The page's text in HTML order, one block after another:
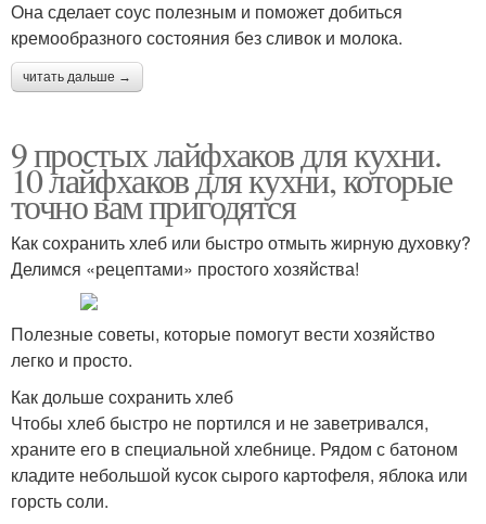
Она сделает соус полезным и поможет добиться
кремообразного состояния без сливок и молока.
читать дальше →
9 простых лайфхаков для кухни.
10 лайфхаков для кухни, которые
точно вам пригодятся
Как сохранить хлеб или быстро отмыть жирную духовку?
Делимся «рецептами» простого хозяйства!
Полезные советы, которые помогут вести хозяйство
легко и просто.
Как дольше сохранить хлеб
Чтобы хлеб быстро не портился и не заветривался,
храните его в специальной хлебнице. Рядом с батоном
кладите небольшой кусок сырого картофеля, яблока или
горсть соли.